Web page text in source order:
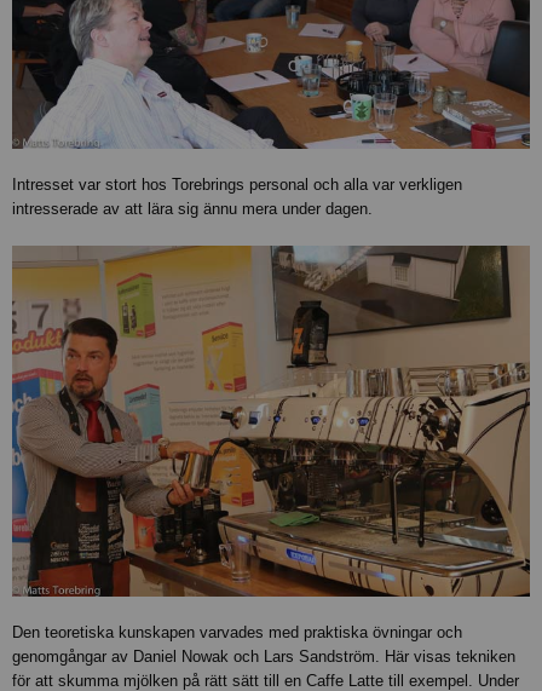
Intresset var stort hos Torebrings personal och alla var verkligen
intresserade av att lära sig ännu mera under dagen.
Den teoretiska kunskapen varvades med praktiska övningar och
genomgångar av Daniel Nowak och Lars Sandström. Här visas tekniken
för att skumma mjölken på rätt sätt till en Caffe Latte till exempel. Under